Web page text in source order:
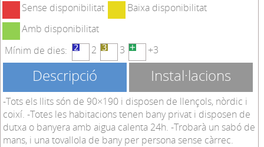
Sense disponibilitat
Baixa disponibilitat
Amb disponibilitat
Mínim de dies:
2 3 +3
Descripció Instal·lacions
-Tots els llits són de 90×190 i disposen de llençols, nòrdic i
coixí. -Totes les habitacions tenen bany privat i disposen de
dutxa o banyera amb aigua calenta 24h. -Trobarà un sabó de
mans, i una tovallola de bany per persona sense càrrec.